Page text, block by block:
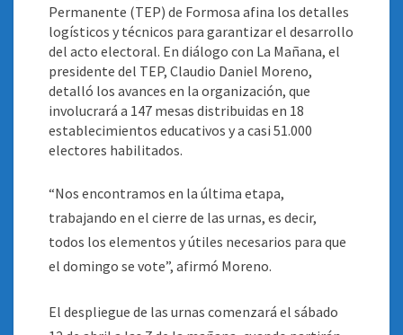
Permanente (TEP) de Formosa afina los detalles
logísticos y técnicos para garantizar el desarrollo
del acto electoral. En diálogo con La Mañana, el
presidente del TEP, Claudio Daniel Moreno,
detalló los avances en la organización, que
involucrará a 147 mesas distribuidas en 18
establecimientos educativos y a casi 51.000
electores habilitados.
“Nos encontramos en la última etapa,
trabajando en el cierre de las urnas, es decir,
todos los elementos y útiles necesarios para que
el domingo se vote”, afirmó Moreno.
El despliegue de las urnas comenzará el sábado